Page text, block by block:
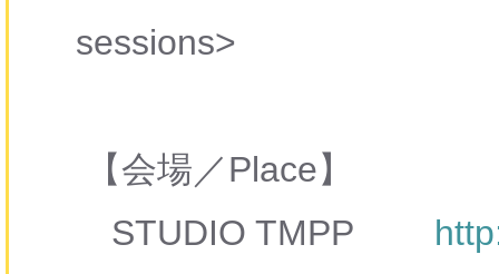
sessions>
【会場／Place】
STUDIO TMPP